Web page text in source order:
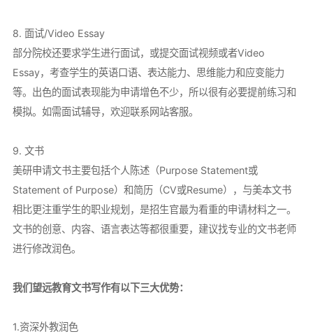
8. 面试/Video Essay
部分院校还要求学生进行面试，或提交面试视频或者Video
Essay，考查学生的英语口语、表达能力、思维能力和应变能力
等。出色的面试表现能为申请增色不少，所以很有必要提前练习和
模拟。如需面试辅导，欢迎联系网站客服。
9. 文书
美研申请文书主要包括个人陈述（Purpose Statement或
Statement of Purpose）和简历（CV或Resume），与美本文书
相比更注重学生的职业规划，是招生官最为看重的申请材料之一。
文书的创意、内容、语言表达等都很重要，建议找专业的文书老师
进行修改润色。
我们望远教育文书写作有以下三大优势：
1.资深外教润色